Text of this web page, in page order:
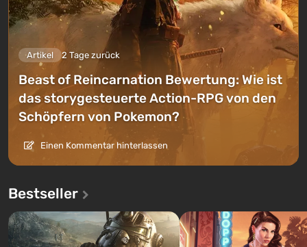
Artikel 2 Tage zurück
Beast of Reincarnation Bewertung: Wie ist
das storygesteuerte Action-RPG von den
Schöpfern von Pokemon?
Einen Kommentar hinterlassen
Bestseller